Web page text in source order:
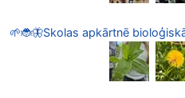
🌱🐞🦋Skolas apkārtnē